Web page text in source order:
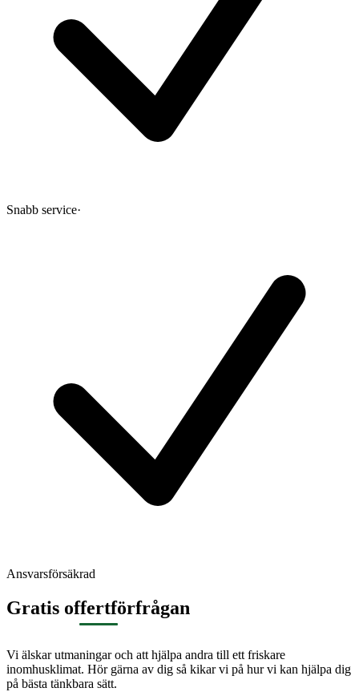
Snabb service·
Ansvarsförsäkrad
Gratis offertförfrågan
Vi älskar utmaningar och att hjälpa andra till ett friskare
inomhusklimat. Hör gärna av dig så kikar vi på hur vi kan hjälpa dig
på bästa tänkbara sätt.